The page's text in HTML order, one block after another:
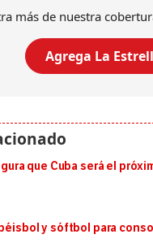
más de nuestra
Agrega La
que Cuba será el
y sóftbol para